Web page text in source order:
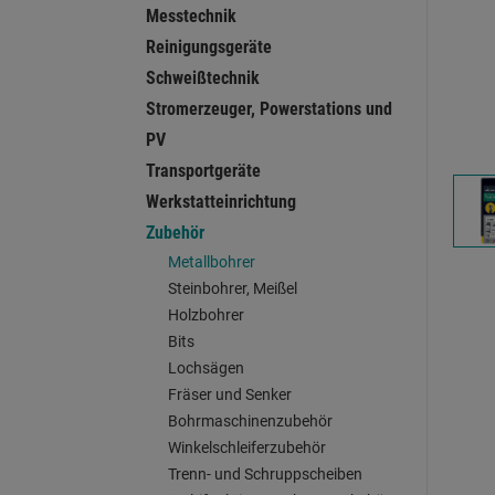
Messtechnik
Reinigungsgeräte
Schweißtechnik
Stromerzeuger, Powerstations und
PV
Transportgeräte
Werkstatteinrichtung
Zubehör
Metallbohrer
Steinbohrer, Meißel
Holzbohrer
Bits
Lochsägen
Fräser und Senker
Bohrmaschinenzubehör
Winkelschleiferzubehör
Trenn- und Schruppscheiben